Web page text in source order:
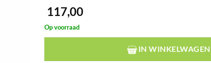
117,00
Op voorraad
IN WINKELWAGEN